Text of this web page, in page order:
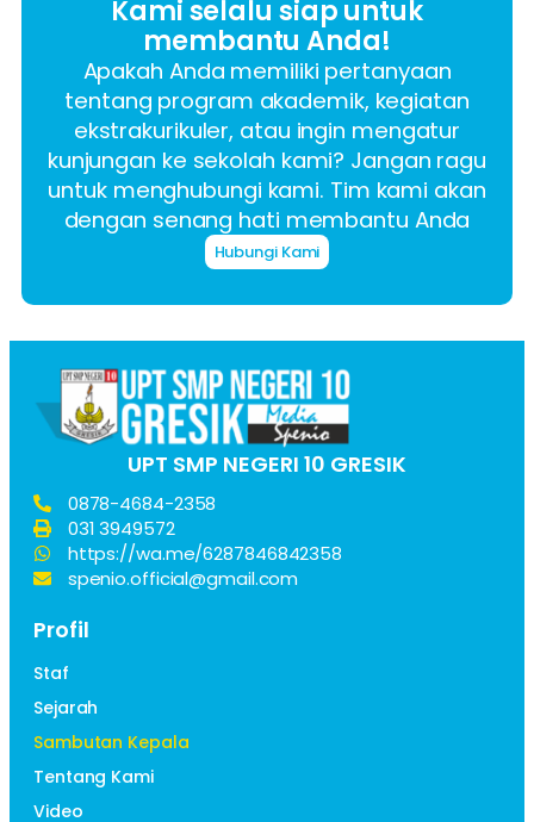
Kami selalu siap untuk
membantu Anda!
Apakah Anda memiliki pertanyaan
tentang program akademik, kegiatan
ekstrakurikuler, atau ingin mengatur
kunjungan ke sekolah kami? Jangan ragu
untuk menghubungi kami. Tim kami akan
dengan senang hati membantu Anda
Hubungi Kami
UPT SMP NEGERI 10 GRESIK
0878-4684-2358
031 3949572
https://wa.me/6287846842358
spenio.official@gmail.com
Profil
Staf
Sejarah
Sambutan Kepala
Tentang Kami
Video